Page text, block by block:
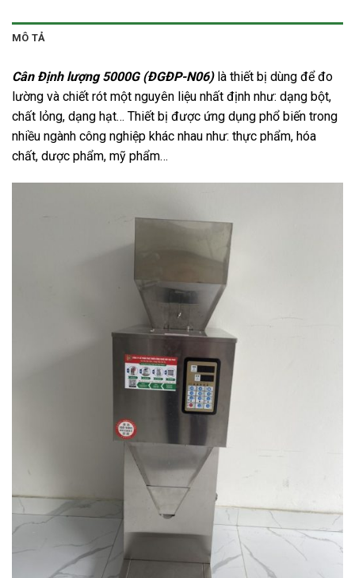
MÔ TẢ
Cân Định lượng 5000G (ĐGĐP-N06)là thiết bị dùng để đo
lường và chiết rót một nguyên liệu nhất định như: dạng bột,
chất lỏng, dạng hạt… Thiết bị được ứng dụng phổ biến trong
nhiều ngành công nghiệp khác nhau như: thực phẩm, hóa
chất, dược phẩm, mỹ phẩm…